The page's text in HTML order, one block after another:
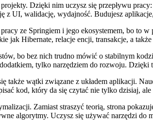
Dzięki nim uczysz się przepływu
z UI, walidację, wydajność. Budujesz
pracy ze Springiem i jego ekosystemem, bo
jak Hibernate, relacje encji, transakcje, a
bo bez nich trudno mówić o stabilnym
tylko narzędziem do rozwoju.
także wątki związane z układem aplikacji.
kod, który da się czytać nie tylko dzisiaj, ale
Zamiast straszyć teorią, strona
algorytmy. Uczysz się używać narzędzi